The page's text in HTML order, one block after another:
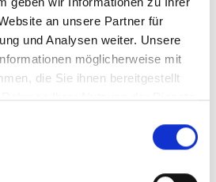
an unsere Partner für
und Analysen weiter. Unsere
möglicherweise mit
die Sie ihnen bereitgestellt
Ihrer Nutzung der Dienste
Württemberg 2.500 €
Württemberg 5.000 €